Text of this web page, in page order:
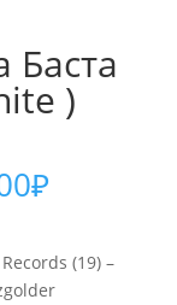
Баста
)
₽
(19) –